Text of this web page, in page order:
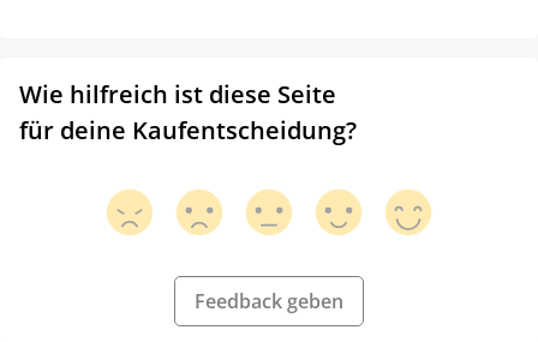
Wie hilfreich ist diese Seite
für deine Kaufentscheidung?
Feedback geben